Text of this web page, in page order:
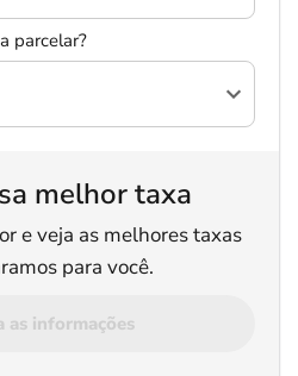
parcelar?
melhor taxa
e veja as melhores taxas
para você.
as informações